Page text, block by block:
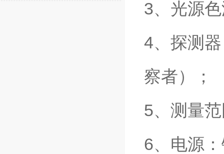
3、光源
4、探测
察者）；
5、测量
6、电源